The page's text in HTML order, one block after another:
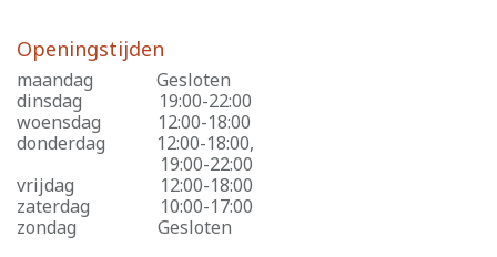
Openingstijden
maandag
​Gesloten
dinsdag
​19:00-22:00
woensdag
​12:00-18:00
donderdag
​12:00-18:00,
​19:00-22:00
vrijdag
​12:00-18:00
zaterdag
​10:00-17:00
zondag
​Gesloten